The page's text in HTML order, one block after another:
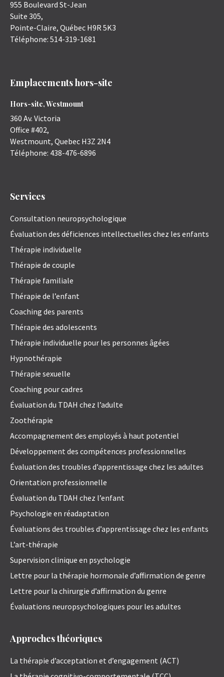
955 Boulevard St-Jean
Suite 305,
Pointe-Claire, Québec H9R 5K3
Téléphone: 514-319-1681
Emplacements hors-site
Hors-site, Westmount
360 Av. Victoria
Office #402,
Westmount, Quebec H3Z 2N4
Téléphone: 438-476-6896
Services
Consultation neuropsychologique
Évaluation des déficiences intellectuelles chez les enfants
Thérapie individuelle
Thérapie de couple
Thérapie familiale
Thérapie de l’enfant
Coaching des parents
Thérapie des adolescents
Thérapie individuelle pour les personnes âgées
Hypnothérapie
Thérapie sexuelle
Coaching pour cadres
Évaluation du TDAH chez l’adulte
Zoothérapie
Accompagnement des employés à haut potentiel
Développement des compétences professionnelles
Évaluation des troubles d’apprentissage chez les adultes
Orientation professionnelle
Évaluation du TDAH chez l’enfant
Psychologie en réadaptation
Évaluations des troubles d’apprentissage chez les enfants
L’art-thérapie
Supervision clinique en psychologie
Lettre pour la thérapie hormonale d’affirmation de genre
Lettre pour la chirurgie d’affirmation du genre
Évaluations neuropsychologiques pour les adultes
Approches théoriques
La thérapie d’acceptation et d’engagement (ACT)